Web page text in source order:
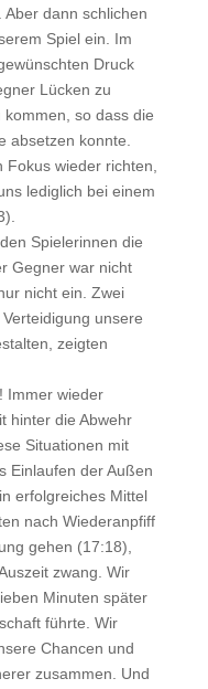
dann schlichen
Spiel ein. Im
Druck
Lücken zu
so dass die
absetzen konnte.
wieder richten,
lediglich bei einem
Spielerinnen die
Gegner war nicht
nicht ein. Zwei
unsere
zeigten
Immer wieder
hinter die Abwehr
Situationen mit
Einlaufen der Außen
erfolgreiches Mittel
nach Wiederanpfiff
gehen (17:18),
zwang. Wir
Minuten später
führte. Wir
Chancen und
zusammen. Und